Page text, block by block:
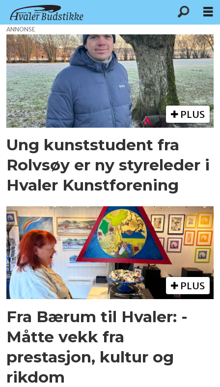
Tag:
kunst
ANNONSE
PLUS
Ung kunststudent fra
Rolvsøy er ny styreleder i
Hvaler Kunstforening
PLUS
Fra Bærum til Hvaler: -
Måtte vekk fra
prestasjon, kultur og
rikdom